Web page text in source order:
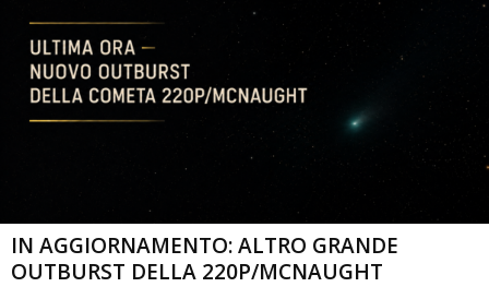
IN AGGIORNAMENTO: ALTRO GRANDE
OUTBURST DELLA 220P/MCNAUGHT